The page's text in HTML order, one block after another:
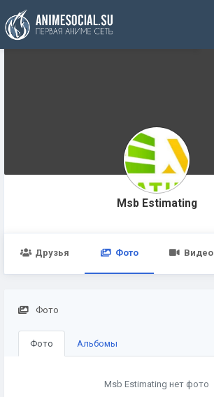
Funding
Msb Estimating
Друзья Фото Видео
Фото
Фото Альбомы
Msb Estimating нет фото